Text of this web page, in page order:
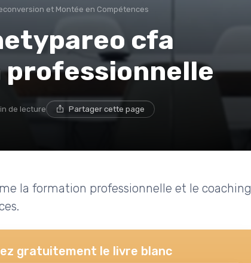
et Montée en Compétences
cfa
professionnelle
de lecture Partager cette page
la formation professionnelle et le coaching
gratuitement le livre blanc